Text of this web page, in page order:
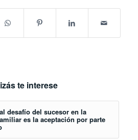
te interese
desafío del sucesor en la
es la aceptación por parte